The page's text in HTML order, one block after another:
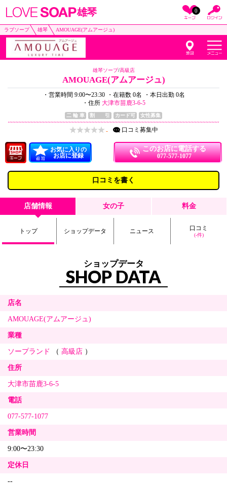
雄琴 0
ラブソープ 雄琴 AMOUAGE(アムアージュ)
雄琴ソープ/高級店
AMOUAGE(アムアージュ)
・営業時間 9:00〜23:30 ・在籍数 0名
・本日出勤 0名
・住所 大津市苗鹿3-6-5
二 輪 車 割 引 カード可 女性募集
- 口コミ 募集中
お気に入りの
お店に登録
このお店に電話する
077-577-1077
口コミを書く
店舗情報 女の子 料金
トップ ショップデータ ニュース 口コミ
(-件)
ショップデータ
SHOP DATA
店名
AMOUAGE(アムアージュ)
業種
ソープランド （ 高級店 ）
住所
大津市苗鹿3-6-5
電話
077-577-1077
営業時間
9:00〜23:30
定休日
--